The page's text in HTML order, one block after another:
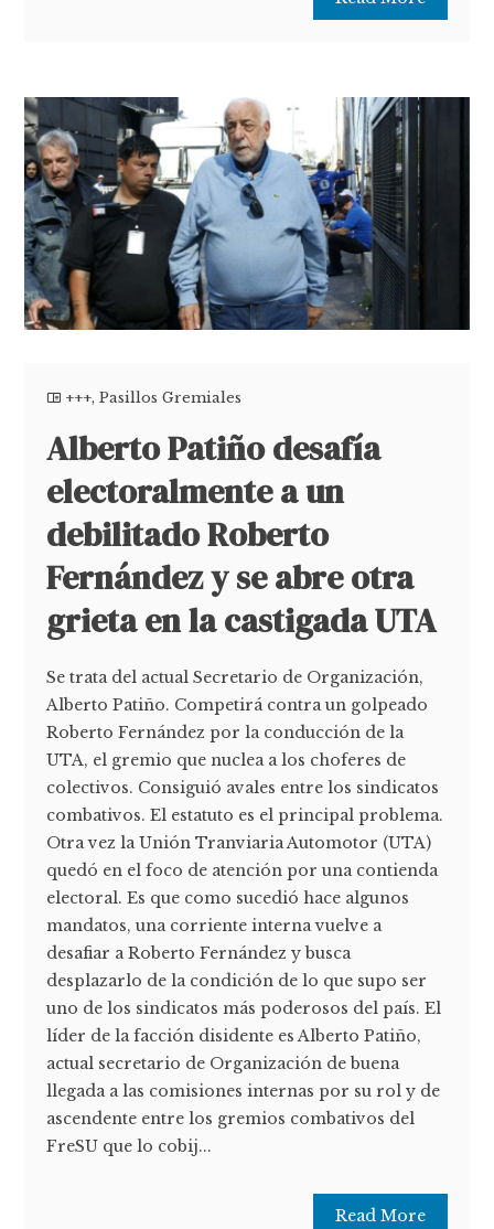
+++,Pasillos Gremiales
Alberto Patiño desafía
electoralmente a un
debilitado Roberto
Fernández y se abre otra
grieta en la castigada UTA
Se trata del actual Secretario de Organización,
Alberto Patiño. Competirá contra un golpeado
Roberto Fernández por la conducción de la
UTA, el gremio que nuclea a los choferes de
colectivos. Consiguió avales entre los sindicatos
combativos. El estatuto es el principal problema.
Otra vez la Unión Tranviaria Automotor (UTA)
quedó en el foco de atención por una contienda
electoral. Es que como sucedió hace algunos
mandatos, una corriente interna vuelve a
desafiar a Roberto Fernández y busca
desplazarlo de la condición de lo que supo ser
uno de los sindicatos más poderosos del país. El
líder de la facción disidente es Alberto Patiño,
actual secretario de Organización de buena
llegada a las comisiones internas por su rol y de
ascendente entre los gremios combativos del
FreSU que lo cobij...
Read More